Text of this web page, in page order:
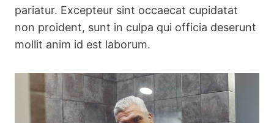
pariatur. Excepteur sint occaecat cupidatat
non proident, sunt in culpa qui officia deserunt
mollit anim id est laborum.